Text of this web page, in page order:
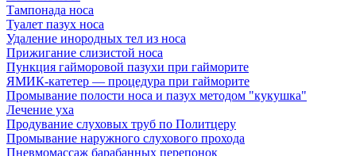
Тампонада носа
Туалет пазух носа
Удаление инородных тел из носа
Прижигание слизистой носа
Пункция гайморовой пазухи при гайморите
ЯМИК-катетер — процедура при гайморите
Промывание полости носа и пазух методом "кукушка"
Лечение уха
Продувание слуховых труб по Политцеру
Промывание наружного слухового прохода
Пневмомассаж барабанных перепонок